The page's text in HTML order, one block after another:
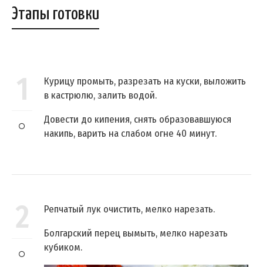
Этапы готовки
1
Курицу промыть, разрезать на куски, выложить
в кастрюлю, залить водой.
Довести до кипения, снять образовавшуюся
накипь, варить на слабом огне 40 минут.
2
Репчатый лук очистить, мелко нарезать.
Болгарский перец вымыть, мелко нарезать
кубиком.